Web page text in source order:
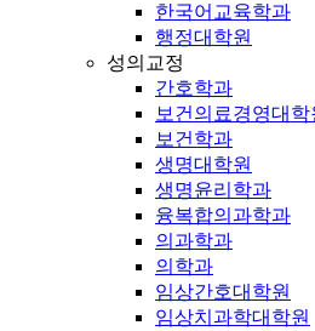
한국어교육학과
행정대학원
성의교정
간호학과
보건의료경영대학
보건학과
생명대학원
생명윤리학과
융복합의과학과
의과학과
의학과
임상간호대학원
임상치과학대학원